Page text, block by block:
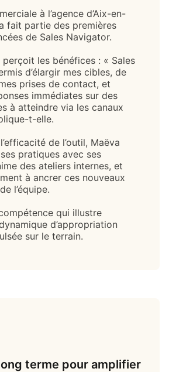
à l’agence d’Aix-en-
fait partie des premières
de Sales Navigator.
les bénéfices : « Sales
d’élargir mes cibles, de
prises de contact, et
immédiates sur des
à atteindre via les canaux
t-elle.
de l’outil, Maëva
pratiques avec ses
des ateliers internes, et
à ancrer ces nouveaux
l’équipe.
qui illustre
d’appropriation
sur le terrain.
terme pour amplifier